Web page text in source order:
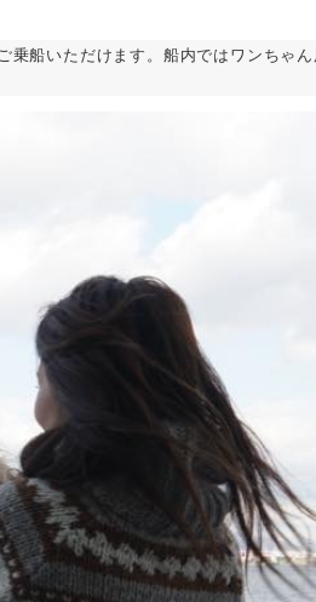
船いただけます。船内ではワンちゃ